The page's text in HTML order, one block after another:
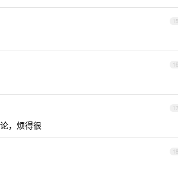
15
16
17
，烦得很
18